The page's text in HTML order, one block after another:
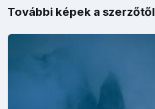
További képek a szerzőtől